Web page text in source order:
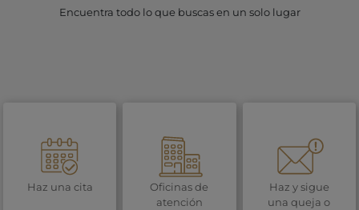
Encuentra todo lo que buscas en un solo lugar
Haz una cita
Oficinas de
atención
Haz y sigue
una queja o